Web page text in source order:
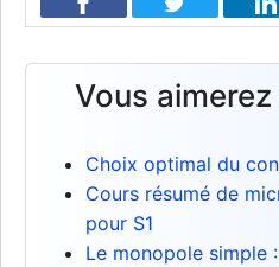
Vous
Choix optimal du
Cours résumé de
pour S1
Le monopole simple